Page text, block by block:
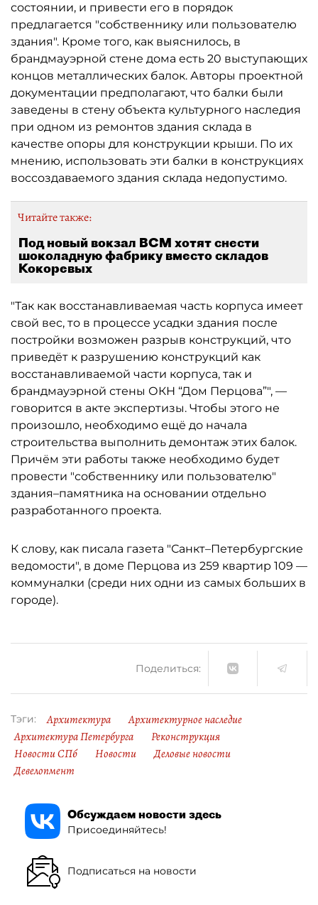
состоянии, и привести его в порядок
предлагается "собственнику или пользователю
здания". Кроме того, как выяснилось, в
брандмауэрной стене дома есть 20 выступающих
концов металлических балок. Авторы проектной
документации предполагают, что балки были
заведены в стену объекта культурного наследия
при одном из ремонтов здания склада в
качестве опоры для конструкции крыши. По их
мнению, использовать эти балки в конструкциях
воссоздаваемого здания склада недопустимо.
Читайте также:
Под новый вокзал ВСМ хотят снести
шоколадную фабрику вместо складов
Кокоревых
"Так как восстанавливаемая часть корпуса имеет
свой вес, то в процессе усадки здания после
постройки возможен разрыв конструкций, что
приведёт к разрушению конструкций как
восстанавливаемой части корпуса, так и
брандмауэрной стены ОКН “Дом Перцова”", —
говорится в акте экспертизы. Чтобы этого не
произошло, необходимо ещё до начала
строительства выполнить демонтаж этих балок.
Причём эти работы также необходимо будет
провести "собственнику или пользователю"
здания–памятника на основании отдельно
разработанного проекта.
К слову, как писала газета "Санкт–Петербургские
ведомости", в доме Перцова из 259 квартир 109 —
коммуналки (среди них одни из самых больших в
городе).
Поделиться:
Тэги: Архитектура
Архитектурное наследие
Архитектура Петербурга
Реконструкция
Новости СПб
Новости
Деловые новости
Девелопмент
Обсуждаем новости здесь
Присоединяйтесь!
Подписаться на новости